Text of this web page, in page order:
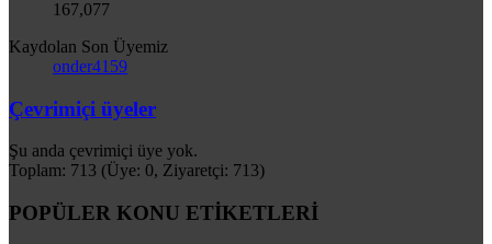
167,077
Kaydolan Son Üyemiz
onder4159
Çevrimiçi üyeler
Şu anda çevrimiçi üye yok.
Toplam: 713 (Üye: 0, Ziyaretçi: 713)
POPÜLER KONU ETİKETLERİ